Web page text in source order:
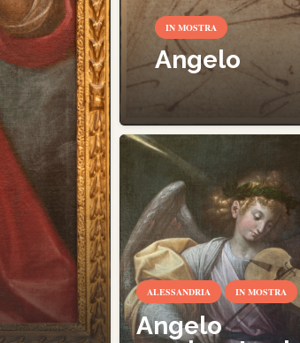
IN MOSTRA
Angelo
ALESSANDRIA IN MOSTRA
Angelo